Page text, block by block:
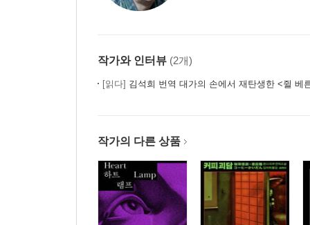
작가와 인터뷰 (2개)
[읽다] 김석희 번역 대가의 손에서 재탄생한 <쥘 베
작가의 다른 상품